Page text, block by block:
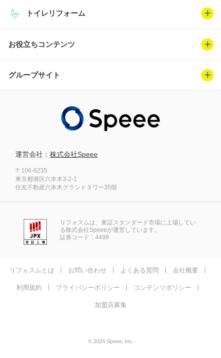
トイレリフォーム
お役立ちコンテンツ
グループサイト
運営会社： 株式会社Speee
〒106-6235
東京都港区六本木3-2-1
住友不動産六本木グランドタワー35階
リフォスムは、東証スタンダード市場に上場してい
る株式会社Speeeが運営しています。
証券コード：4499
リフォスムとは お問い合わせ よくある質問 会社概要
利用規約 プライバシーポリシー コンテンツポリシー
加盟店募集
© 2024 Speee, Inc.